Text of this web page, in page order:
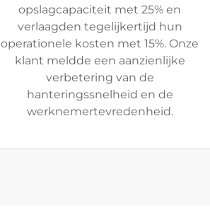
opslagcapaciteit met 25% en
verlaagden tegelijkertijd hun
operationele kosten met 15%. Onze
klant meldde een aanzienlijke
verbetering van de
hanteringssnelheid en de
werknemertevredenheid.